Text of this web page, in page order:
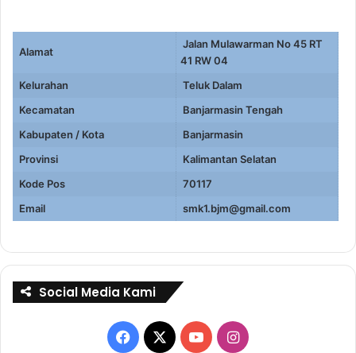
Alamat
Jalan Mulawarman No 45 RT
41 RW 04
Kelurahan
Teluk Dalam
Kecamatan
Banjarmasin Tengah
Kabupaten / Kota
Banjarmasin
Provinsi
Kalimantan Selatan
Kode Pos
70117
Email
smk1.bjm@gmail.com
Social Media Kami
Facebook
X YouTubeInstagram